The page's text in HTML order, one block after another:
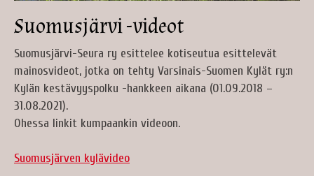
Suomusjärvi -videot
Suomusjärvi-Seura ry esittelee kotiseutua esittelevät
mainosvideot, jotka on tehty Varsinais-Suomen Kylät ry:n
Kylän kestävyyspolku -hankkeen aikana (01.09.2018 –
31.08.2021).
Ohessa linkit kumpaankin videoon.
Suomusjärven kylävideo